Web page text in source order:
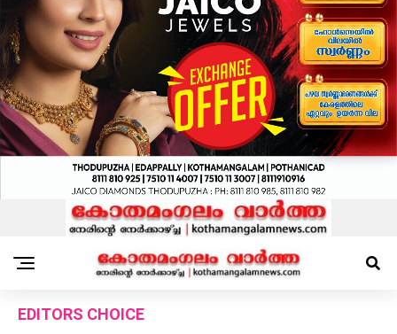
EDITORS CHOICE